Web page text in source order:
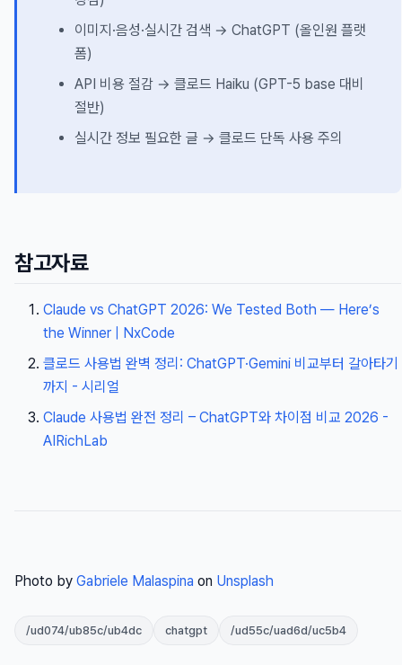
이미지·음성·실시간 검색 → ChatGPT (올인원 플랫
폼)
API 비용 절감 → 클로드 Haiku (GPT-5 base 대비
절반)
실시간 정보 필요한 글 → 클로드 단독 사용 주의
참고자료
Claude vs ChatGPT 2026: We Tested Both — Here’s
the Winner | NxCode
클로드 사용법 완벽 정리: ChatGPT·Gemini 비교부터 갈아타기
까지 - 시리얼
Claude 사용법 완전 정리 – ChatGPT와 차이점 비교 2026 -
AIRichLab
Photo by Gabriele Malaspina on Unsplash
/ud074/ub85c/ub4dc chatgpt /ud55c/uad6d/uc5b4